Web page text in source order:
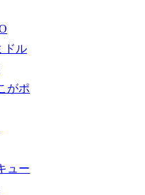
ドル
がポ
ュー